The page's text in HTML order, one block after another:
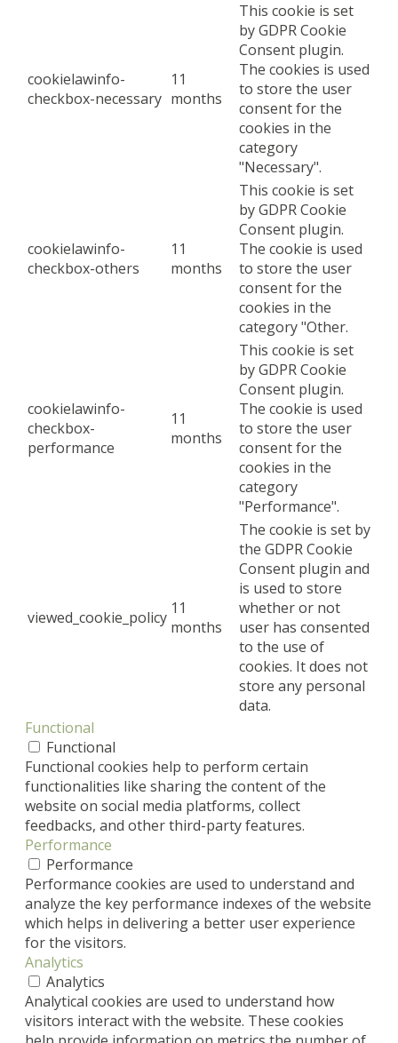
cookielawinfo-
checkbox-necessary
11
months
This cookie is set
by GDPR Cookie
Consent plugin.
The cookies is used
to store the user
consent for the
cookies in the
category
"Necessary".
cookielawinfo-
checkbox-others
11
months
This cookie is set
by GDPR Cookie
Consent plugin.
The cookie is used
to store the user
consent for the
cookies in the
category "Other.
cookielawinfo-
checkbox-
performance
11
months
This cookie is set
by GDPR Cookie
Consent plugin.
The cookie is used
to store the user
consent for the
cookies in the
category
"Performance".
viewed_cookie_policy 11
months
The cookie is set by
the GDPR Cookie
Consent plugin and
is used to store
whether or not
user has consented
to the use of
cookies. It does not
store any personal
data.
Functional
Functional
Functional cookies help to perform certain
functionalities like sharing the content of the
website on social media platforms, collect
feedbacks, and other third-party features.
Performance
Performance
Performance cookies are used to understand and
analyze the key performance indexes of the website
which helps in delivering a better user experience
for the visitors.
Analytics
Analytics
Analytical cookies are used to understand how
visitors interact with the website. These cookies